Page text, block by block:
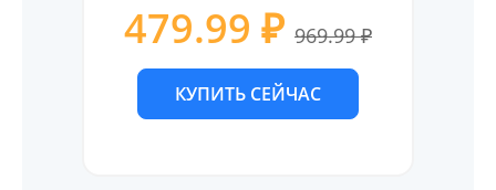
479.99 ₽ 969.99 ₽
КУПИТЬ СЕЙЧАС